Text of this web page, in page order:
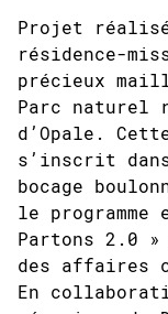
Projet
résidence-
précieux
Parc naturel
d’Opale.
s’inscrit
bocage
le
Partons 2.0
des affaires
En